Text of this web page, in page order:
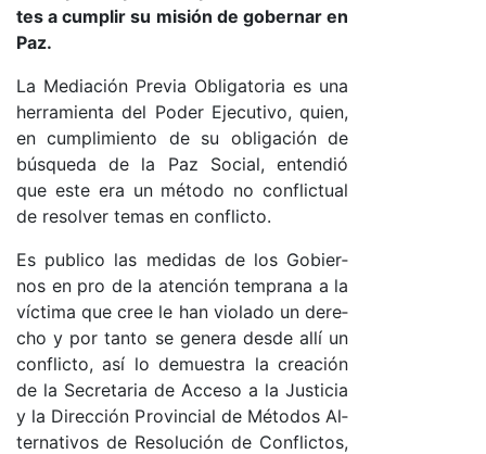
tes a cum­plir su mi­sión de go­ber­nar en
Pa­z.
La Me­dia­ción Pre­via Obli­ga­to­ria es una
he­rra­mien­ta del Po­der Eje­cu­ti­vo, quien,
en cum­pli­mien­to de su obli­ga­ción de
bús­que­da de la Paz So­cia­l, en­ten­dió
que es­te era un mé­to­do no con­flic­tual
de re­sol­ver te­mas en con­flic­to.
Es pu­bli­co las me­di­das de los Go­bier­
nos en pro de la aten­ción tem­pra­na a la
víc­ti­ma que cree le han vio­la­do un de­re­
cho y por tan­to se ge­ne­ra des­de allí un
con­flic­to, así lo de­mues­tra la crea­ción
de la Se­cre­ta­ria de Ac­ce­so a la Jus­ti­cia
y la Di­rec­ción Pro­vin­cial de Mé­to­dos Al­
ter­na­ti­vos de Re­so­lu­ción de Con­flic­to­s,